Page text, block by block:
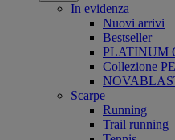
In evidenza
Nuovi arrivi
Bestseller
PLATINUM
Collezione
Scarpe
Running
Trail running